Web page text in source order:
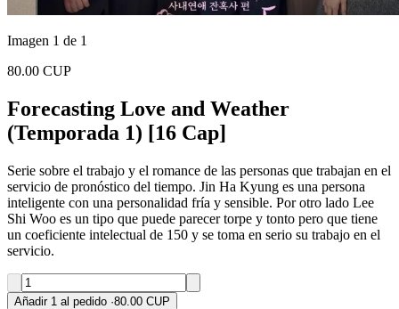
Imagen 1 de 1
80.00 CUP
Forecasting Love and Weather
(Temporada 1) [16 Cap]
Serie sobre el trabajo y el romance de las personas que trabajan en el
servicio de pronóstico del tiempo. Jin Ha Kyung es una persona
inteligente con una personalidad fría y sensible. Por otro lado Lee
Shi Woo es un tipo que puede parecer torpe y tonto pero que tiene
un coeficiente intelectual de 150 y se toma en serio su trabajo en el
servicio.
Añadir 1 al pedido ·80.00 CUP